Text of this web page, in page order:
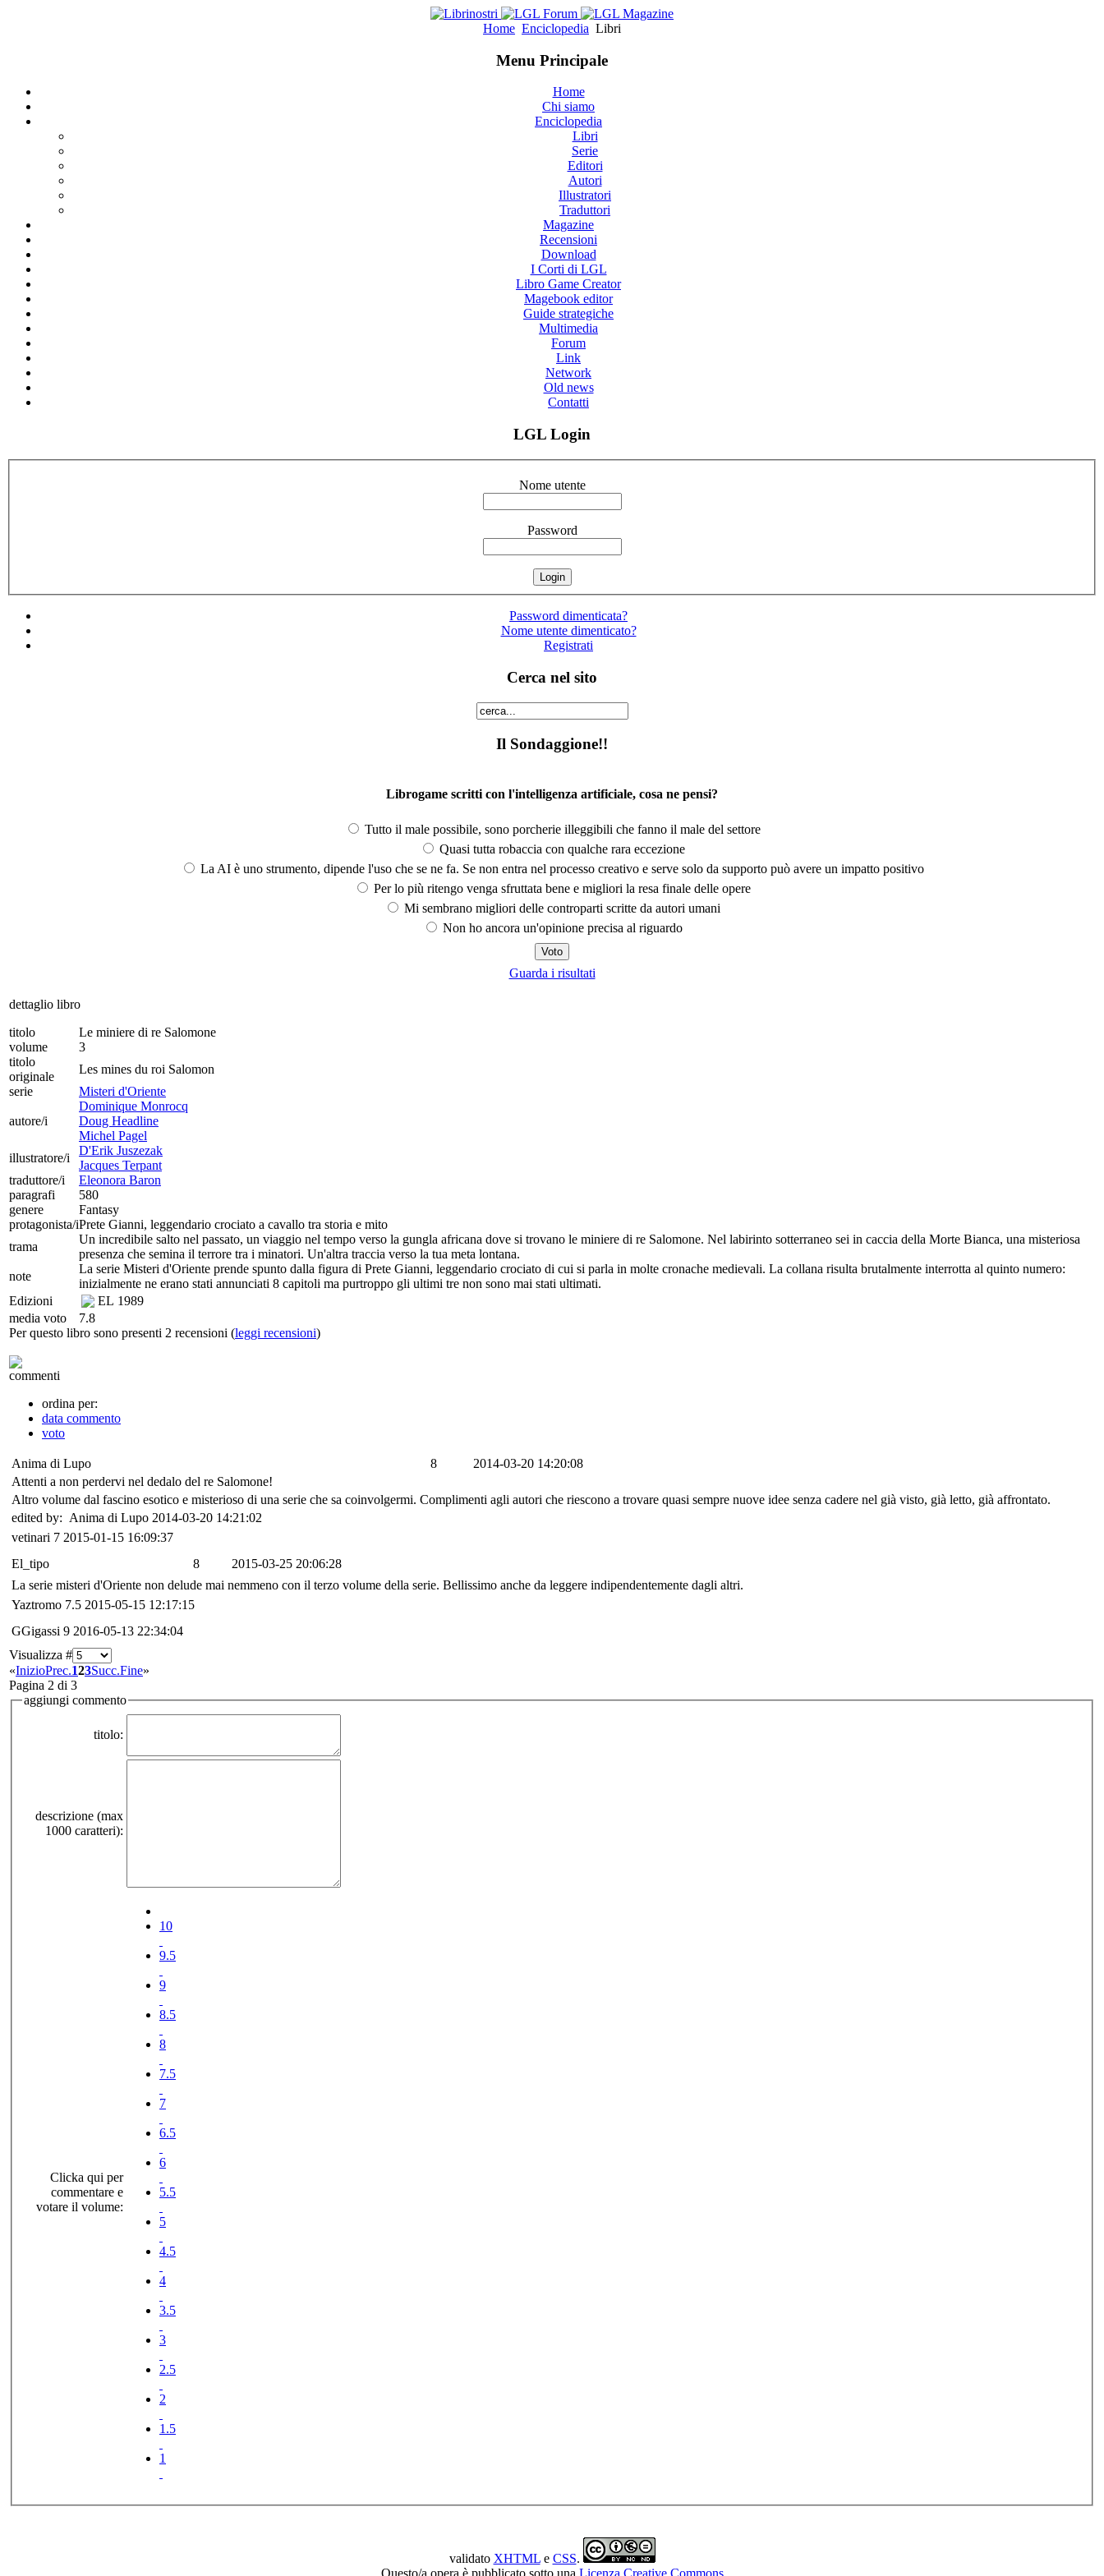
Home Enciclopedia Libri
Menu Principale
Home
Chi siamo
Enciclopedia
Libri
Serie
Editori
Autori
Illustratori
Traduttori
Magazine
Recensioni
Download
I Corti di LGL
Libro Game Creator
Magebook editor
Guide strategiche
Multimedia
Forum
Link
Network
Old news
Contatti
LGL Login
Nome utente
Password
Password dimenticata?
Nome utente dimenticato?
Registrati
Cerca nel sito
Il Sondaggione!!
Librogame scritti con l'intelligenza artificiale, cosa ne pensi?
Tutto il male possibile, sono porcherie illeggibili che fanno il male del settore
Quasi tutta robaccia con qualche rara eccezione
La AI è uno strumento, dipende l'uso che se ne fa. Se non entra nel processo creativo e serve solo da supporto può avere un impatto positivo
Per lo più ritengo venga sfruttata bene e migliori la resa finale delle opere
Mi sembrano migliori delle controparti scritte da autori umani
Non ho ancora un'opinione precisa al riguardo
Guarda i risultati
dettaglio libro
titolo
Le miniere di re Salomone
volume
3
titolo
originale
Les mines du roi Salomon
serie
Misteri d'Oriente
autore/i
Dominique Monrocq
Doug Headline
Michel Pagel
illustratore/i
D'Erik Juszezak
Jacques Terpant
traduttore/i
Eleonora Baron
paragrafi
580
genere
Fantasy
protagonista/iPrete Gianni, leggendario crociato a cavallo tra storia e mito
trama
Un incredibile salto nel passato, un viaggio nel tempo verso la gungla africana dove si trovano le miniere di re Salomone. Nel labirinto sotterraneo sei in caccia della Morte Bianca, una misteriosa
presenza che semina il terrore tra i minatori. Un'altra traccia verso la tua meta lontana.
note
La serie Misteri d'Oriente prende spunto dalla figura di Prete Gianni, leggendario crociato di cui si parla in molte cronache medievali. La collana risulta brutalmente interrotta al quinto numero:
inizialmente ne erano stati annunciati 8 capitoli ma purtroppo gli ultimi tre non sono mai stati ultimati.
Edizioni
EL 1989
media voto
7.8
Per questo libro sono presenti 2 recensioni (leggi recensioni)
commenti
ordina per:
data commento
voto
Anima di Lupo 8
2014-03-20 14:20:08
Attenti a non perdervi nel dedalo del re Salomone!
Altro volume dal fascino esotico e misterioso di una serie che sa coinvolgermi. Complimenti agli autori che riescono a trovare quasi sempre nuove idee senza cadere nel già visto, già letto, già affrontato.
edited by: Anima di Lupo 2014-03-20 14:21:02
vetinari 7 2015-01-15 16:09:37
El_tipo
8
2015-03-25 20:06:28
La serie misteri d'Oriente non delude mai nemmeno con il terzo volume della serie. Bellissimo anche da leggere indipendentemente dagli altri.
Yaztromo 7.5 2015-05-15 12:17:15
GGigassi 9 2016-05-13 22:34:04
Visualizza #
«InizioPrec.123Succ.Fine»
Pagina 2 di 3
aggiungi commento
titolo:
descrizione (max
1000 caratteri):
Clicka qui per
commentare e
votare il volume:
10
9.5
9
8.5
8
7.5
7
6.5
6
5.5
5
4.5
4
3.5
3
2.5
2
1.5
1
validato XHTMLe CSS.
Questo/a opera è pubblicato sotto una Licenza Creative Commons